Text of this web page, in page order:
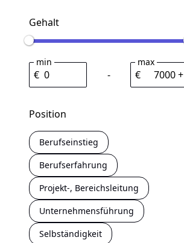
Gehalt
€
min
- € +
max
Position
Berufseinstieg
Berufserfahrung
Projekt-, Bereichsleitung
Unternehmensführung
Selbständigkeit